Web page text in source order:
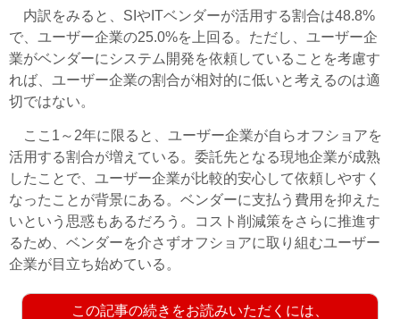
内訳をみると、SIやITベンダーが活用する割合は48.8%
で、ユーザー企業の25.0%を上回る。ただし、ユーザー企
業がベンダーにシステム開発を依頼していることを考慮す
れば、ユーザー企業の割合が相対的に低いと考えるのは適
切ではない。
ここ1～2年に限ると、ユーザー企業が自らオフショアを
活用する割合が増えている。委託先となる現地企業が成熟
したことで、ユーザー企業が比較的安心して依頼しやすく
なったことが背景にある。ベンダーに支払う費用を抑えた
いという思惑もあるだろう。コスト削減策をさらに推進す
るため、ベンダーを介さずオフショアに取り組むユーザー
企業が目立ち始めている。
この記事の続きをお読みいただくには、